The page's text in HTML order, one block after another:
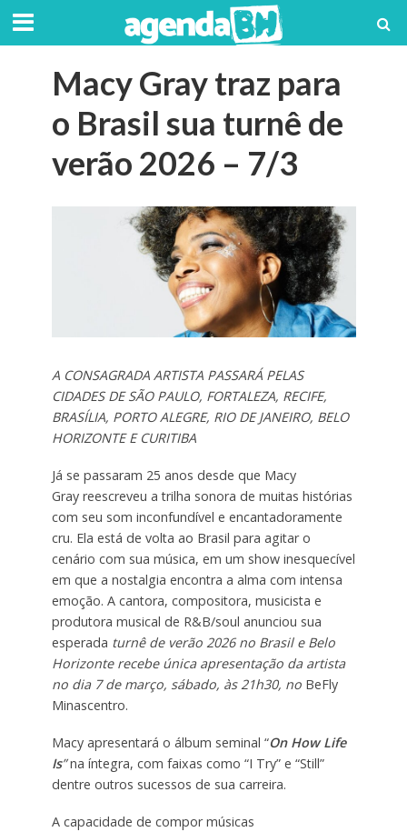
Macy Gray traz para
o Brasil sua turnê de
verão 2026 – 7/3
A CONSAGRADA ARTISTA PASSARÁ PELAS
CIDADES DE SÃO PAULO, FORTALEZA, RECIFE,
BRASÍLIA, PORTO ALEGRE, RIO DE JANEIRO, BELO
HORIZONTE E CURITIBA
Já se passaram 25 anos desde que Macy
Gray reescreveu a trilha sonora de muitas histórias
com seu som inconfundível e encantadoramente
cru. Ela está de volta ao Brasil para agitar o
cenário com sua música, em um show inesquecível
em que a nostalgia encontra a alma com intensa
emoção. A cantora, compositora, musicista e
produtora musical de R&B/soul anunciou sua
esperada turnê de verão 2026 no Brasil e Belo
Horizonte recebe única apresentação da artista
no dia 7 de março, sábado, às 21h30, no BeFly
Minascentro.
Macy apresentará o álbum seminal “On How Life
Is”na íntegra, com faixas como “I Try” e “Still”
dentre outros sucessos de sua carreira.
A capacidade de compor músicas